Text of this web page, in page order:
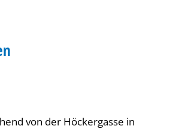
von der Höckergasse in